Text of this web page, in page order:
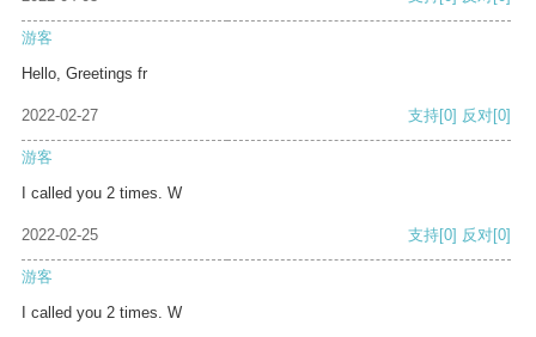
游客
Hello, Greetings fr
2022-02-27 支持[0] 反对[0]
游客
I called you 2 times. W
2022-02-25 支持[0] 反对[0]
游客
I called you 2 times. W